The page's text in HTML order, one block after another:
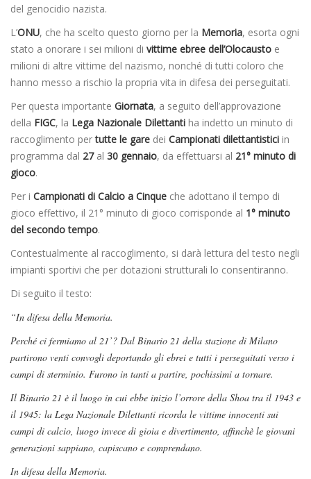
del genocidio nazista.
L’ONU, che ha scelto questo giorno per la Memoria, esorta ogni
stato a onorare i sei milioni di vittime ebree dell’Olocausto e
milioni di altre vittime del nazismo, nonché di tutti coloro che
hanno messo a rischio la propria vita in difesa dei perseguitati.
Per questa importante Giornata, a seguito dell’approvazione
della FIGC, la Lega Nazionale Dilettanti ha indetto un minuto di
raccoglimento pertutte le gare dei Campionati dilettantistici in
programma dal 27al 30 gennaio, da effettuarsi al 21° minuto di
gioco.
Per i Campionati di Calcio a Cinque che adottano il tempo di
gioco effettivo, il 21° minuto di gioco corrisponde al 1° minuto
del secondo tempo.
Contestualmente al raccoglimento, si darà lettura del testo negli
impianti sportivi che per dotazioni strutturali lo consentiranno.
Di seguito il testo:
“In difesa della Memoria.
Perché ci fermiamo al 21’? Dal Binario 21 della stazione di Milano
partirono venti convogli deportando gli ebrei e tutti i perseguitati verso i
campi di sterminio. Furono in tanti a partire, pochissimi a tornare.
Il Binario 21 è il luogo in cui ebbe inizio l’orrore della Shoa tra il 1943 e
il 1945: la Lega Nazionale Dilettanti ricorda le vittime innocenti sui
campi di calcio, luogo invece di gioia e divertimento, affinchè le giovani
generazioni sappiano, capiscano e comprendano.
In difesa della Memoria.